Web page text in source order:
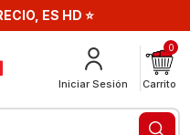
ES HD ⭐
Iniciar Sesión
0
Carrito